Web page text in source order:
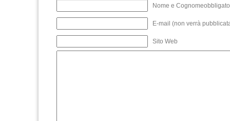
Nome e
E-mail (non verrà
Sito Web